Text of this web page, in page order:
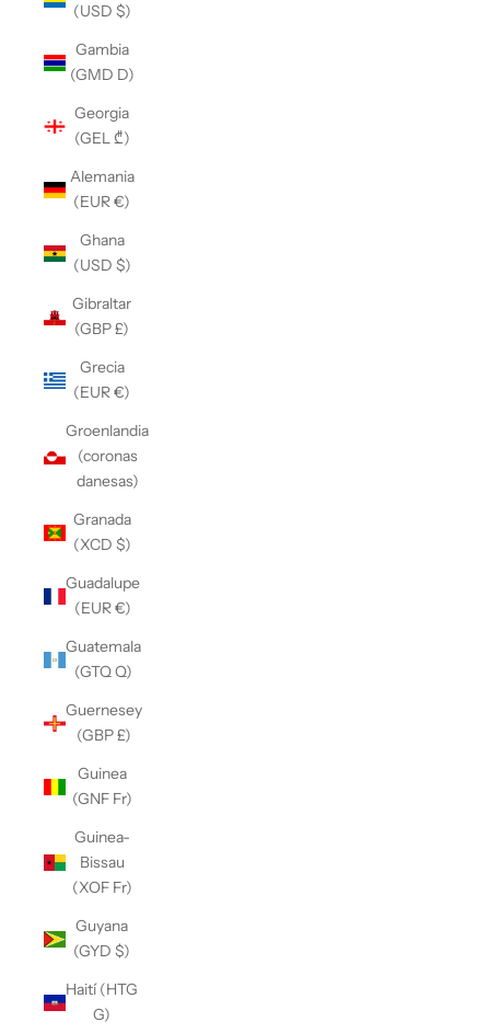
(USD $)
Gambia
(GMD D)
Georgia
(GEL ₾)
Alemania
(EUR €)
Ghana
(USD $)
Gibraltar
(GBP £)
Grecia
(EUR €)
Groenlandia
(coronas
danesas)
Granada
(XCD $)
Guadalupe
(EUR €)
Guatemala
(GTQ Q)
Guernesey
(GBP £)
Guinea
(GNF Fr)
Guinea-
Bissau
(XOF Fr)
Guyana
(GYD $)
Haití (HTG
G)